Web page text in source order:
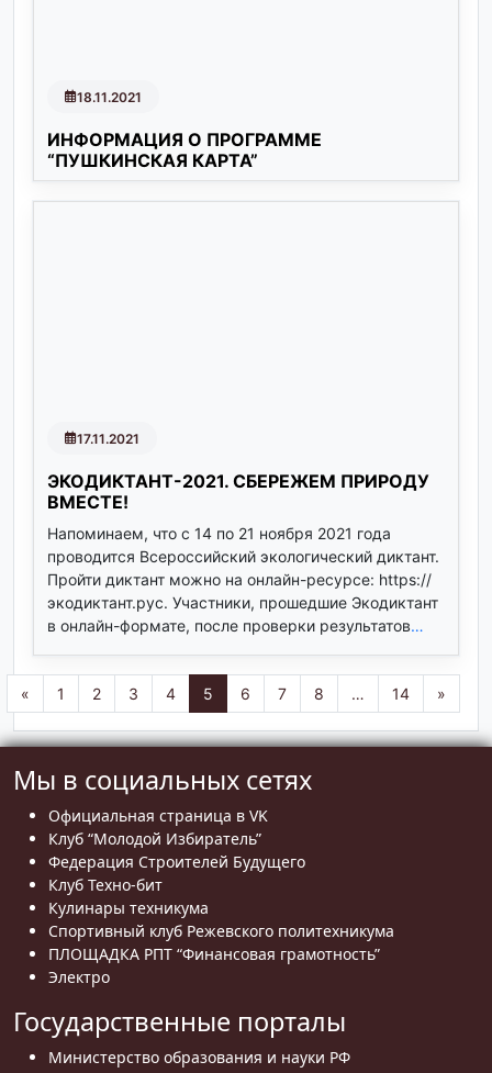
18.11.2021
ИНФОРМАЦИЯ О ПРОГРАММЕ
“ПУШКИНСКАЯ КАРТА”
17.11.2021
ЭКОДИКТАНТ-2021. СБЕРЕЖЕМ ПРИРОДУ
ВМЕСТЕ!
Напоминаем, что с 14 по 21 ноября 2021 года
проводится Всероссийский экологический диктант.
Пройти диктант можно на онлайн-ресурсе: https://
экодиктант.рус. Участники, прошедшие Экодиктант
в онлайн-формате, после проверки результатов…
« 1 2 3 4 5 6 7 8 … 14 »
Мы в социальных сетях
Официальная страница в VK
Клуб “Молодой Избиратель”
Федерация Строителей Будущего
Клуб Техно-бит
Кулинары техникума
Спортивный клуб Режевского политехникума
ПЛОЩАДКА РПТ “Финансовая грамотность”
Электро
Государственные порталы
Министерство образования и науки РФ